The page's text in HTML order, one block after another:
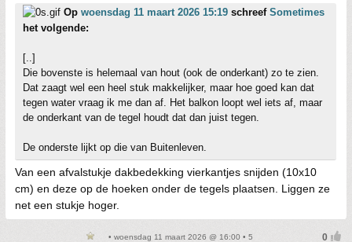
Op woensdag 11 maart 2026 15:19 schreef Sometimes
het volgende:
[..]
Die bovenste is helemaal van hout (ook de onderkant) zo te zien.
Dat zaagt wel een heel stuk makkelijker, maar hoe goed kan dat
tegen water vraag ik me dan af. Het balkon loopt wel iets af, maar
de onderkant van de tegel houdt dat dan juist tegen.
De onderste lijkt op die van Buitenleven.
Van een afvalstukje dakbedekking vierkantjes snijden (10x10
cm) en deze op de hoeken onder de tegels plaatsen. Liggen ze
net een stukje hoger.
• woensdag 11 maart 2026 @ 16:00 • 5